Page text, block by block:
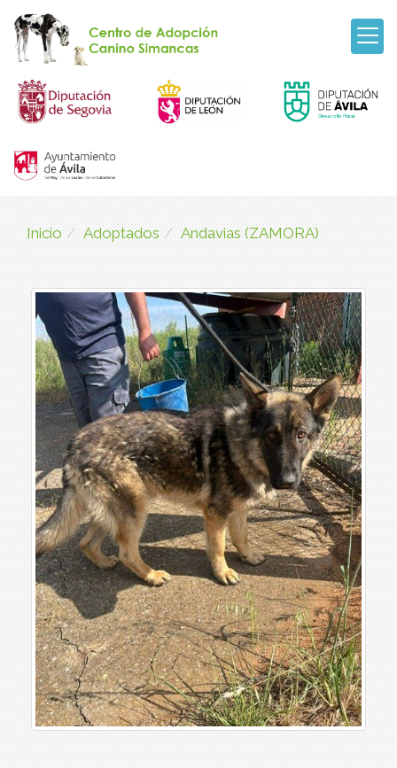
Inicio Adoptados Andavias (ZAMORA)